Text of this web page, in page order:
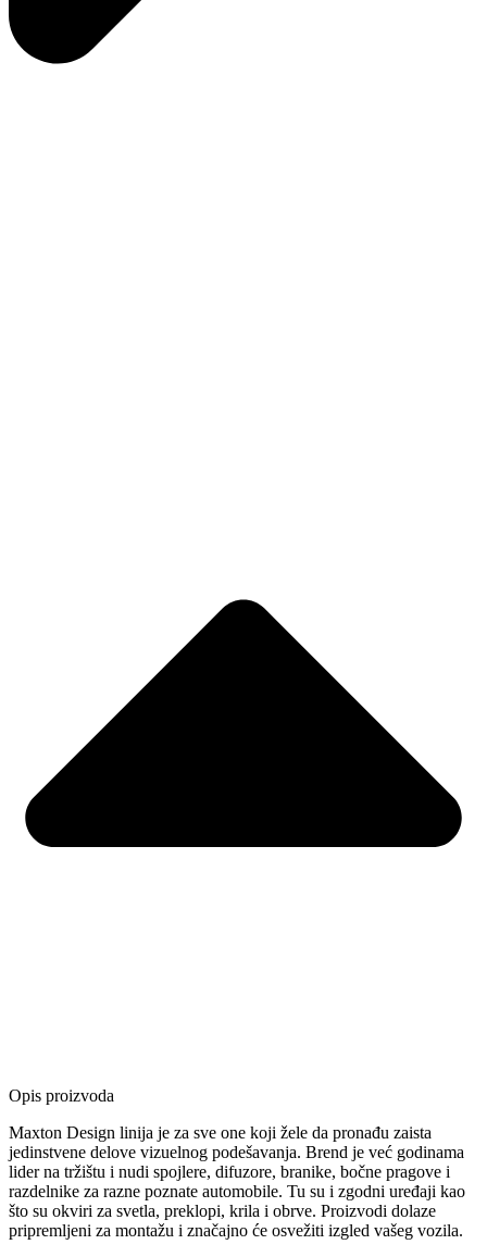
Opis proizvoda
Maxton Design linija je za sve one koji žele da pronađu zaista
jedinstvene delove vizuelnog podešavanja. Brend je već godinama
lider na tržištu i nudi spojlere, difuzore, branike, bočne pragove i
razdelnike za razne poznate automobile. Tu su i zgodni uređaji kao
što su okviri za svetla, preklopi, krila i obrve. Proizvodi dolaze
pripremljeni za montažu i značajno će osvežiti izgled vašeg vozila.